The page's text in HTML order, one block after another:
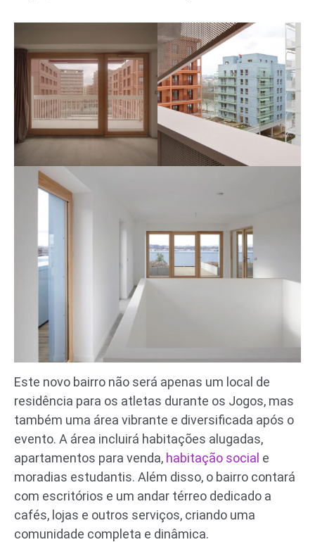
Este novo bairro não será apenas um local de
residência para os atletas durante os Jogos, mas
também uma área vibrante e diversificada após o
evento. A área incluirá habitações alugadas,
apartamentos para venda, habitação social e
moradias estudantis. Além disso, o bairro contará
com escritórios e um andar térreo dedicado a
cafés, lojas e outros serviços, criando uma
comunidade completa e dinâmica.